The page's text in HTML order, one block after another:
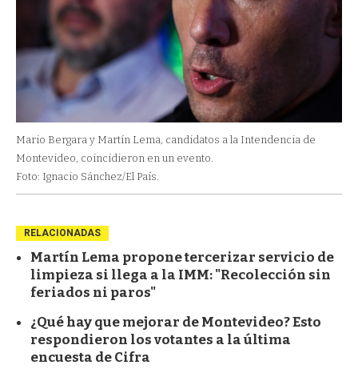
Mario Bergara y Martín Lema, candidatos a la Intendencia de
Montevideo, coincidieron en un evento.
Foto: Ignacio Sánchez/El País.
RELACIONADAS
Martín Lema propone tercerizar servicio de
limpieza si llega a la IMM: "Recolección sin
feriados ni paros"
¿Qué hay que mejorar de Montevideo? Esto
respondieron los votantes a la última
encuesta de Cifra